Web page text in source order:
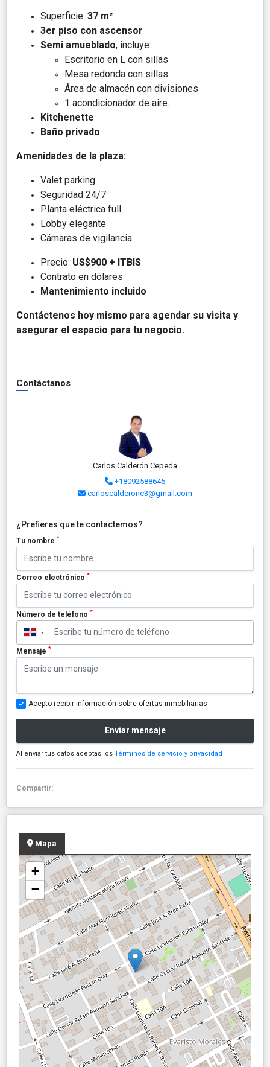
Superficie: 37 m²
3er piso con ascensor
Semi amueblado, incluye:
Escritorio en L con sillas
Mesa redonda con sillas
Área de almacén con divisiones
1 acondicionador de aire.
Kitchenette
Baño privado
Amenidades de la plaza:
Valet parking
Seguridad 24/7
Planta eléctrica full
Lobby elegante
Cámaras de vigilancia
Precio: US$900 + ITBIS
Contrato en dólares
Mantenimiento incluido
Contáctenos hoy mismo para agendar su visita y
asegurar el espacio para tu negocio.
Contáctanos
Carlos Calderón Cepeda
+18092588645
carloscalderonc3@gmail.com
¿Prefieres que te contactemos?
Tu nombre *
Correo electrónico *
Número de teléfono *
▼
Mensaje *
Acepto recibir información sobre ofertas inmobiliarias
Enviar mensaje
Al enviar tus datos aceptas los Términos de servicio y privacidad
Compartir:
Mapa
+
−